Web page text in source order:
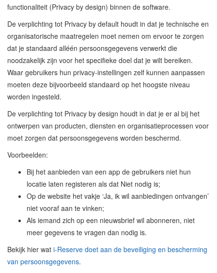
functionaliteit (Privacy by design) binnen de software.
De verplichting tot Privacy by default houdt in dat je technische en
organisatorische maatregelen moet nemen om ervoor te zorgen
dat je standaard alléén persoonsgegevens verwerkt die
noodzakelijk zijn voor het specifieke doel dat je wilt bereiken.
Waar gebruikers hun privacy-instellingen zelf kunnen aanpassen
moeten deze bijvoorbeeld standaard op het hoogste niveau
worden ingesteld.
De verplichting tot Privacy by design houdt in dat je er al bij het
ontwerpen van producten, diensten en organisatieprocessen voor
moet zorgen dat persoonsgegevens worden beschermd.
Voorbeelden:
Bij het aanbieden van een app de gebruikers niet hun
locatie laten registeren als dat Niet nodig is;
Op de website het vakje ‘Ja, ik wil aanbiedingen ontvangen’
niet vooraf aan te vinken;
Als iemand zich op een nieuwsbrief wil abonneren, niet
meer gegevens te vragen dan nodig is.
Bekijk hier wat i-Reserve doet aan de beveiliging en bescherming
van persoonsgegevens.